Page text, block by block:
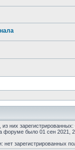
, из них
форуме было 01 сен 2021,
нет зарегистрированных